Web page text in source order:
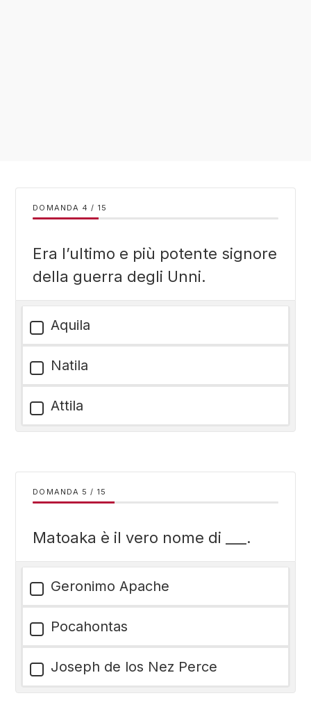
DOMANDA / 15
Era l’ultimo e più potente signore
della guerra degli Unni.
Aquila
Natila
Attila
DOMANDA / 15
Matoaka è il vero nome di ___.
Geronimo Apache
Pocahontas
Joseph de los Nez Perce